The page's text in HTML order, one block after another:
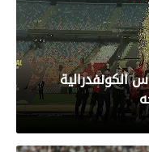
لقطات الشوط
الجزائري فى